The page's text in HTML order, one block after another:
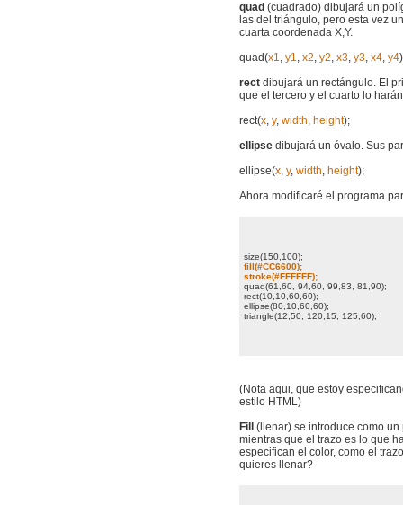
quad (cuadrado) dibujará un
las del triángulo, pero esta vez
cuarta coordenada X,Y.
quad(x1, y1, x2, y2, x3, y3, x4, y4
rect dibujará un rectángulo. El
que el tercero y el cuarto lo
rect(x, y, width, height);
ellipse dibujará un óvalo. Sus
ellipse(x, y, width, height);
Ahora modificaré el programa
size(150,100);
fill(#CC6600);
stroke(#FFFFFF);
quad(61,60, 94,60, 99,83, 81,90);
rect(10,10,60,60);
ellipse(80,10,60,60);
triangle(12,50, 120,15, 125,60);
(Nota aqui, que estoy
estilo HTML)
Fill
(llenar) se introduce como
mientras que el trazo es lo que
especifican el color, como el
quieres llenar?